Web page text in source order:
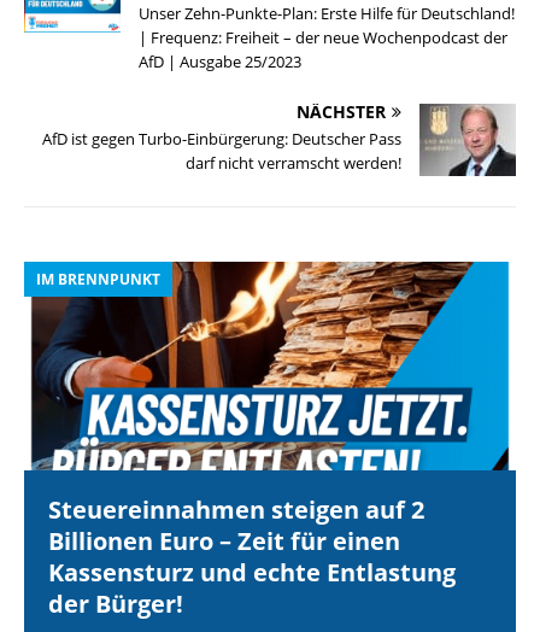
Unser Zehn-Punkte-Plan: Erste Hilfe für Deutschland!
| Frequenz: Freiheit – der neue Wochenpodcast der
AfD | Ausgabe 25/2023
NÄCHSTER
AfD ist gegen Turbo-Einbürgerung: Deutscher Pass
darf nicht verramscht werden!
IM BRENNPUNKT
Steuereinnahmen steigen auf 2
Billionen Euro – Zeit für einen
Kassensturz und echte Entlastung
der Bürger!